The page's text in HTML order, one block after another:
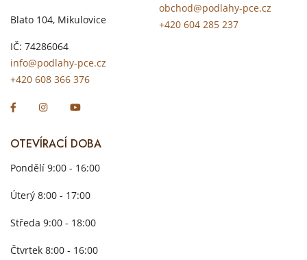
Blato 104, Mikulovice
IČ: 74286064
info@podlahy-pce.cz
+420 608 366 376
obchod@podlahy-pce.cz
+420 604 285 237
OTEVÍRACÍ DOBA
Pondělí 9:00 - 16:00
Úterý 8:00 - 17:00
Středa 9:00 - 18:00
Čtvrtek 8:00 - 16:00